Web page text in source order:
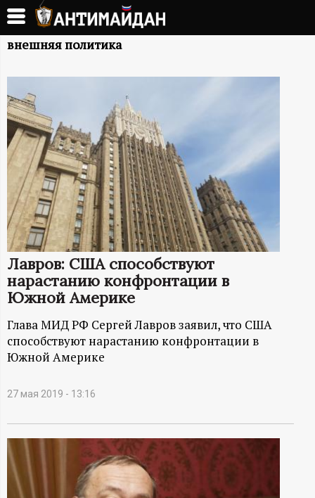
Перейти
основному
А
Н
Т
И
М
А
Й
Д
А
Н
-
и
н
ф
внешняя политика
Лавров: США способствуют
нарастанию конфронтации в
Южной Америке
Глава МИД РФ Сергей Лавров заявил, что США
способствуют нарастанию конфронтации в
Южной Америке
27 мая 2019 - 13:16